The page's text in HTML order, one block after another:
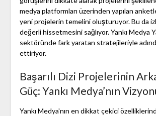
medya platformları üzerinden yapılan
yeni projelerin temelini oluşturuyor. Bu da
değerli hissetmesini sağlıyor. Yankı Medya
sektöründe fark yaratan stratejileriyle
ettiriyor.
Başarılı Dizi Projelerinin
Güç: Yankı Medya’nın
Yankı Medya'nın en dikkat çekici